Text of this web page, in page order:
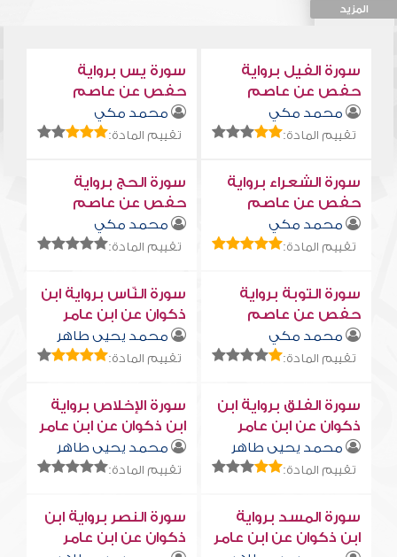
المزيد
سورة الفيل برواية
حفص عن عاصم
محمد مكي
تقييم المادة:
سورة يس برواية
حفص عن عاصم
محمد مكي
تقييم المادة:
سورة الشعراء برواية
حفص عن عاصم
محمد مكي
تقييم المادة:
سورة الحج برواية
حفص عن عاصم
محمد مكي
تقييم المادة:
سورة التوبة برواية
حفص عن عاصم
محمد مكي
تقييم المادة:
سورة النّاس برواية ابن
ذكوان عن ابن عامر
محمد يحيى طاهر
تقييم المادة:
سورة الفلق برواية ابن
ذكوان عن ابن عامر
محمد يحيى طاهر
تقييم المادة:
سورة الإخلاص برواية
ابن ذكوان عن ابن عامر
محمد يحيى طاهر
تقييم المادة:
سورة المسد برواية
ابن ذكوان عن ابن عامر
سورة النصر برواية ابن
ذكوان عن ابن عامر